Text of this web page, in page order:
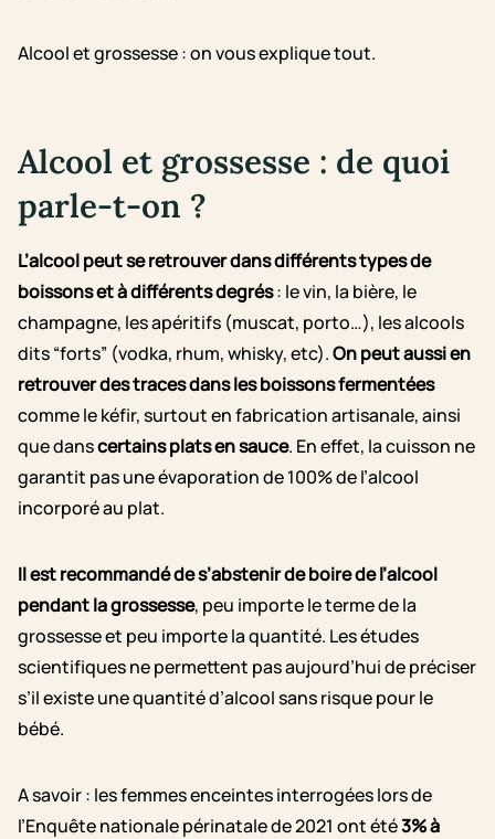
Alcool et grossesse : on vous explique tout.
Alcool et grossesse : de quoi
parle-t-on ?
L’alcool peut se retrouver dans différents types de
boissons et à différents degrés: le vin, la bière, le
champagne, les apéritifs (muscat, porto…), les alcools
dits “forts” (vodka, rhum, whisky, etc).On peut aussi en
retrouver des traces dans les boissons fermentées
comme le kéfir, surtout en fabrication artisanale, ainsi
que danscertains plats en sauce. En effet, la cuisson ne
garantit pas une évaporation de 100% de l’alcool
incorporé au plat.
Il est recommandé de s’abstenir de boire de l’alcool
pendant la grossesse, peu importe le terme de la
grossesse et peu importe la quantité. Les études
scientifiques ne permettent pas aujourd’hui de préciser
s’il existe une quantité d’alcool sans risque pour le
bébé.
A savoir : les femmes enceintes interrogées lors de
l’Enquête nationale périnatale de 2021 ont été3%à